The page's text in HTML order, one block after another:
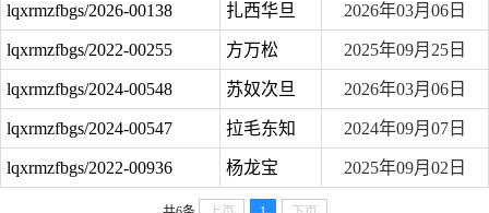
lqxrmzfbgs/2026-00138 扎西华旦 2026年03月06日
lqxrmzfbgs/2022-00255 方万松 2025年09月25日
lqxrmzfbgs/2024-00548 苏奴次旦 2026年03月06日
lqxrmzfbgs/2024-00547 拉毛东知 2024年09月07日
lqxrmzfbgs/2022-00936 杨龙宝 2025年09月02日